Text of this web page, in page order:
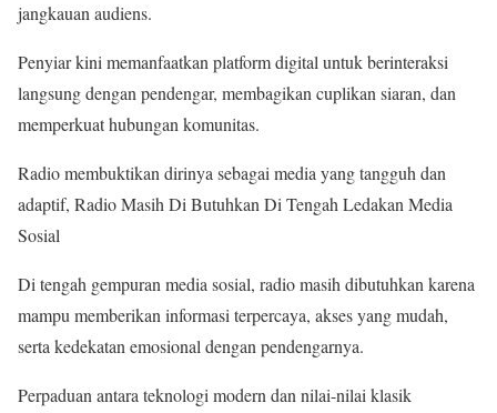
jangkauan audiens.
Penyiar kini memanfaatkan platform digital untuk berinteraksi
langsung dengan pendengar, membagikan cuplikan siaran, dan
memperkuat hubungan komunitas.
Radio membuktikan dirinya sebagai media yang tangguh dan
adaptif, Radio Masih Di Butuhkan Di Tengah Ledakan Media
Sosial
Di tengah gempuran media sosial, radio masih dibutuhkan karena
mampu memberikan informasi terpercaya, akses yang mudah,
serta kedekatan emosional dengan pendengarnya.
Perpaduan antara teknologi modern dan nilai-nilai klasik